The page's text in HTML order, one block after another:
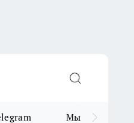
Мы в MAX